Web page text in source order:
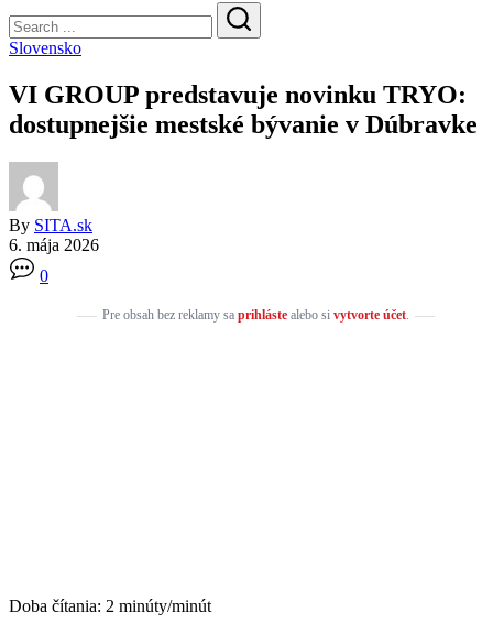
Search
Search
Slovensko
VI GROUP predstavuje novinku TRYO:
dostupnejšie mestské bývanie v Dúbravke
By SITA.sk
6. mája 2026
0
Pre obsah bez reklamy sa prihlástealebo si vytvorte účet.
Doba čítania: 2 minúty/minút